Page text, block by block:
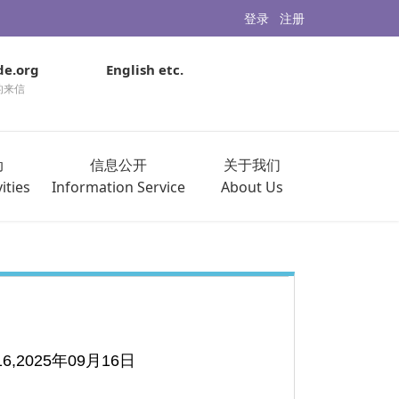
登录 注册
来信
English etc.
信息公开
Information Service
关于我们
About Us
年09月16日